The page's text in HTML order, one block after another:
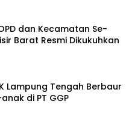
dan Kecamatan Se-
Barat Resmi Dikukuhkan
Lampung Tengah Berbaur
di PT GGP